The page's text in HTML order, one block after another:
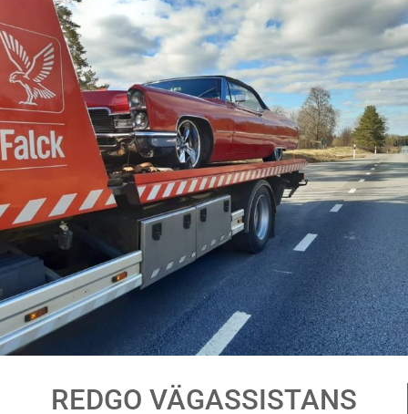
REDGO VÄGASSISTANS